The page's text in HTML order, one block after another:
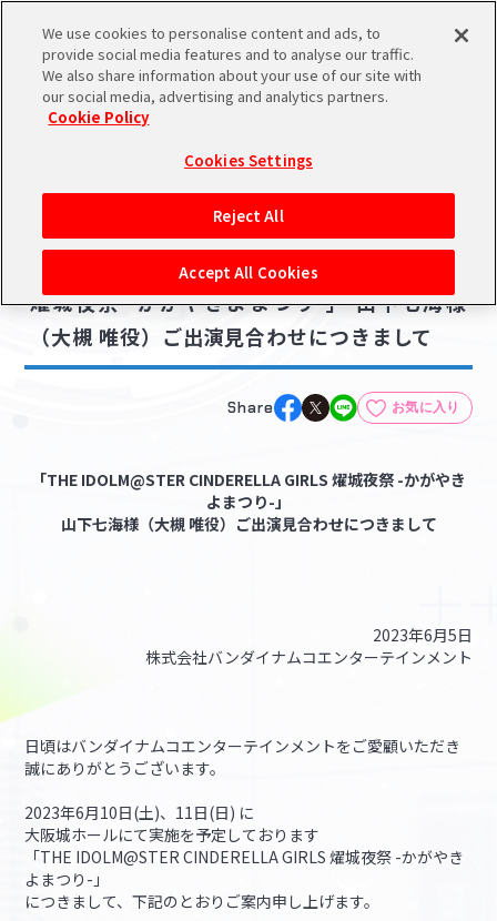
スケジュール 検索
バンダイナムコIDで
アイドルマスター ポータルへの登録について
シリアルコード・
あいことば
活動履歴
閲覧履歴・購入履歴 Pレポ
お気に入り
マイスケジュール メモ
ニュース
ライブ・イベント
2023.06.05
「THE IDOLM@STER CINDERELLA GIRLS
燿城夜祭 -かがやきよまつり-」 山下七海様
（大槻 唯役）ご出演見合わせにつきまして
Share お気に入り
「THE IDOLM@STER CINDERELLA GIRLS 燿城夜祭 -かがやき
よまつり-」
山下七海様（大槻 唯役）ご出演見合わせにつきまして
2023年6月5日
株式会社バンダイナムコエンターテインメント
日頃はバンダイナムコエンターテインメントをご愛顧いただき
誠にありがとうございます。
2023年6月10日(土)、11日(日) に
大阪城ホールにて実施を予定しております
「THE IDOLM@STER CINDERELLA GIRLS 燿城夜祭 -かがやき
よまつり-」
につきまして、下記のとおりご案内申し上げます。
We use cookies to personalise content and ads, to
provide social media features and to analyse our traffic.
We also share information about your use of our site with
our social media, advertising and analytics partners.
Cookie Policy
Cookies Settings
Reject All
Accept All Cookies